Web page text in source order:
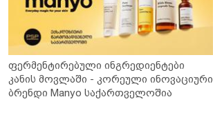
ფერმენტირებული ინგრედიენტები
კანის მოვლაში - კორეული ინოვაციური
ბრენდი Manyo საქართველოშია